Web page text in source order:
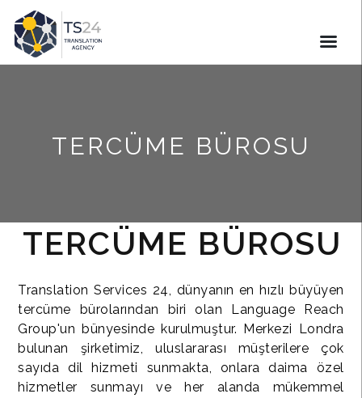
TERCÜME BÜROSU
TERCÜME BÜROSU
Translation Services 24, dünyanın en hızlı büyüyen
tercüme bürolarından biri olan Language Reach
Group'un bünyesinde kurulmuştur. Merkezi Londra
bulunan şirketimiz, uluslararası müşterilere çok
sayıda dil hizmeti sunmakta, onlara daima özel
hizmetler sunmayı ve her alanda mükemmel